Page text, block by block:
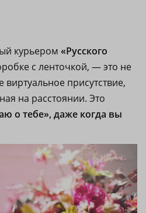
курьером «Русского
с ленточкой, — это не
виртуальное присутствие,
на расстоянии. Это
о тебе», даже когда вы